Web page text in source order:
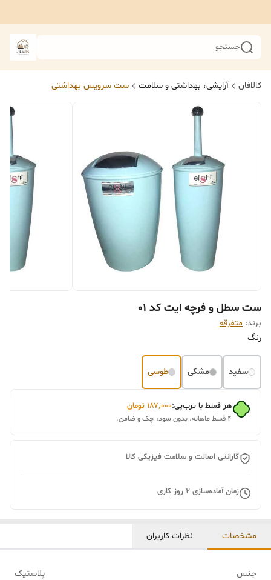
جستجو
کالافان آرایشی، بهداشتی و سلامت ست سرویس بهداشتی
ست سطل و فرچه ایت کد 01
برند: متفرقه
رنگ
سفید مشکی طوسی
هر قسط با ترب‌پی:۱۸۷٬۰۰۰ تومان
۴ قسط ماهانه. بدون سود، چک و ضامن.
گارانتی اصالت و سلامت فیزیکی کالا
زمان آماده‌سازی 2 روز کاری
مشخصات نظرات کاربران
جنس پلاستیک